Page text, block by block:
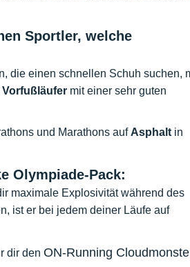
Sportler, welche
die einen schnellen Schuh suchen,
Vorfußläufer mit einer sehr guten
und Marathons auf Asphalt in
Olympiade-Pack:
maximale Explosivität während des
ist er bei jedem deiner Läufe auf
dir den ON-Running